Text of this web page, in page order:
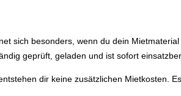
sich besonders, wenn du dein
geprüft, geladen und ist sofort
dir keine zusätzlichen Mietkosten.